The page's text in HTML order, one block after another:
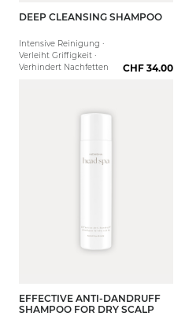
250 ml
DEEP CLEANSING SHAMPOO
Intensive Reinigung ·
Verleiht Griffigkeit ·
Verhindert Nachfetten
CHF 34.00
75 ml
250 ml
EFFECTIVE ANTI-DANDRUFF
SHAMPOO FOR DRY SCALP